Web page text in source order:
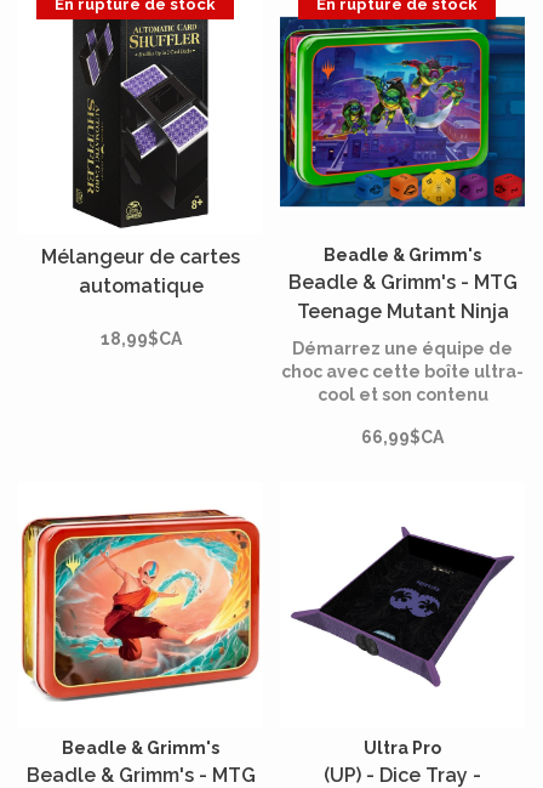
En rupture de stock
Mélangeur de cartes
automatique
18,99$CA
En rupture de stock
Beadle & Grimm's
Beadle & Grimm's - MTG
Teenage Mutant Ninja
Turtles Token Set*
Démarrez une équipe de
choc avec cette boîte ultra-
cool et son contenu
puissance mutante des
66,99$CA
Beadle & Grimm's
Beadle & Grimm's - MTG
Ultra Pro
(UP) - Dice Tray -